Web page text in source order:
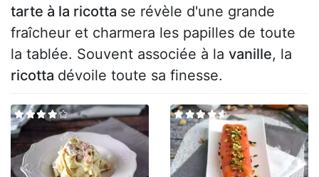
tarte à la ricotta se révèle d'une grande
fraîcheur et charmera les papilles de toute
la tablée. Souvent associée à la vanille, la
ricotta dévoile toute sa finesse.